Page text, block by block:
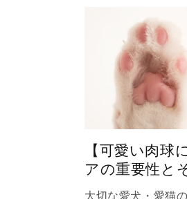
【可愛い肉
アの重要性と
大切な愛犬・愛猫